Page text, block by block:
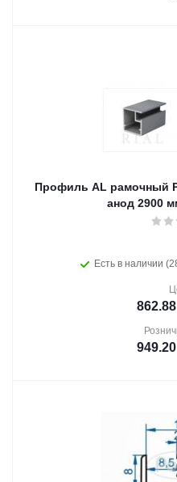
Профиль AL рамочный
анод 2900
Есть в наличии
862.88
949.20